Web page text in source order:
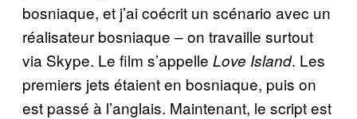
bosniaque, et j’ai coécrit un scénario avec un
réalisateur bosniaque – on travaille surtout
via Skype. Le film s’appelle Love Island. Les
premiers jets étaient en bosniaque, puis on
est passé à l’anglais. Maintenant, le script est